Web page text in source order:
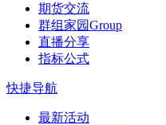
期货交流
群组家园Group
直播分享
指标公式
快捷导航
最新活动